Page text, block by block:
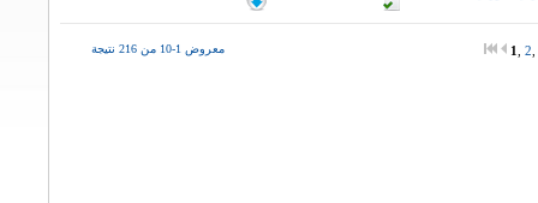
معروض 1-10 من 216 نتيجة 1 2